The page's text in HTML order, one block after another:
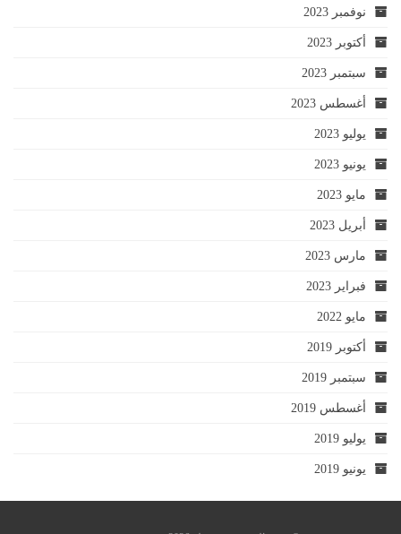
نوفمبر 2023
أكتوبر 2023
سبتمبر 2023
أغسطس 2023
يوليو 2023
يونيو 2023
مايو 2023
أبريل 2023
مارس 2023
فبراير 2023
مايو 2022
أكتوبر 2019
سبتمبر 2019
أغسطس 2019
يوليو 2019
يونيو 2019